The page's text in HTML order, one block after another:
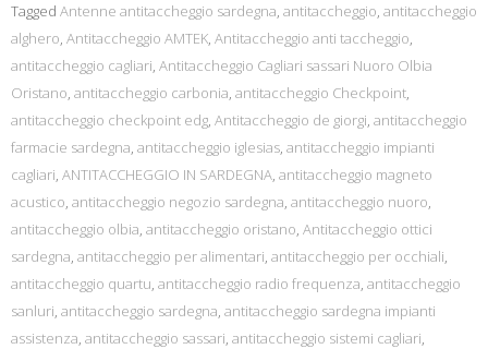
Tagged Antenne antitaccheggio sardegna, antitaccheggio, antitaccheggio
alghero, Antitaccheggio AMTEK, Antitaccheggio anti taccheggio,
antitaccheggio cagliari, Antitaccheggio Cagliari sassari Nuoro Olbia
Oristano, antitaccheggio carbonia, antitaccheggio Checkpoint,
antitaccheggio checkpoint edg, Antitaccheggio de giorgi, antitaccheggio
farmacie sardegna, antitaccheggio iglesias, antitaccheggio impianti
cagliari, ANTITACCHEGGIO IN SARDEGNA, antitaccheggio magneto
acustico, antitaccheggio negozio sardegna, antitaccheggio nuoro,
antitaccheggio olbia, antitaccheggio oristano, Antitaccheggio ottici
sardegna, antitaccheggio per alimentari, antitaccheggio per occhiali,
antitaccheggio quartu, antitaccheggio radio frequenza, antitaccheggio
sanluri, antitaccheggio sardegna, antitaccheggio sardegna impianti
assistenza, antitaccheggio sassari, antitaccheggio sistemi cagliari,